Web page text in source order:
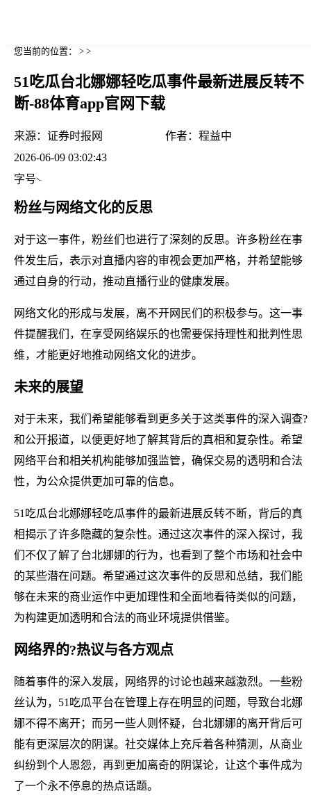
您当前的位置： > >
51吃瓜台北娜娜轻吃瓜事件最新进展反转不
断-88体育app官网下载
来源： 证券时报网 作者： 程益中
2026-06-09 03:02:43
字号
粉丝与网络文化的反思
对于这一事件，粉丝们也进行了深刻的反思。许多粉丝在事
件发生后，表示对直播内容的审视会更加严格，并希望能够
通过自身的行动，推动直播行业的健康发展。
网络文化的形成与发展，离不开网民们的积极参与。这一事
件提醒我们，在享受网络娱乐的也需要保持理性和批判性思
维，才能更好地推动网络文化的进步。
未来的展望
对于未来，我们希望能够看到更多关于这类事件的深入调查?
和公开报道，以便更好地了解其背后的真相和复杂性。希望
网络平台和相关机构能够加强监管，确保交易的透明和合法
性，为公众提供更加可靠的信息。
51吃瓜台北娜娜轻吃瓜事件的最新进展反转不断，背后的真
相揭示了许多隐藏的复杂性。通过这次事件的深入探讨，我
们不仅了解了台北娜娜的行为，也看到了整个市场和社会中
的某些潜在问题。希望通过这次事件的反思和总结，我们能
够在未来的商业运作中更加理性和全面地看待类似的问题，
为构建更加透明和合法的商业环境提供借鉴。
网络界的?热议与各方观点
随着事件的深入发展，网络界的讨论也越来越激烈。一些粉
丝认为，51吃瓜平台在管理上存在明显的问题，导致台北娜
娜不得不离开；而另一些人则怀疑，台北娜娜的离开背后可
能有更深层次的阴谋。社交媒体上充斥着各种猜测，从商业
纠纷到个人恩怨，再到更加离奇的阴谋论，让这个事件成为
了一个永不停息的热点话题。